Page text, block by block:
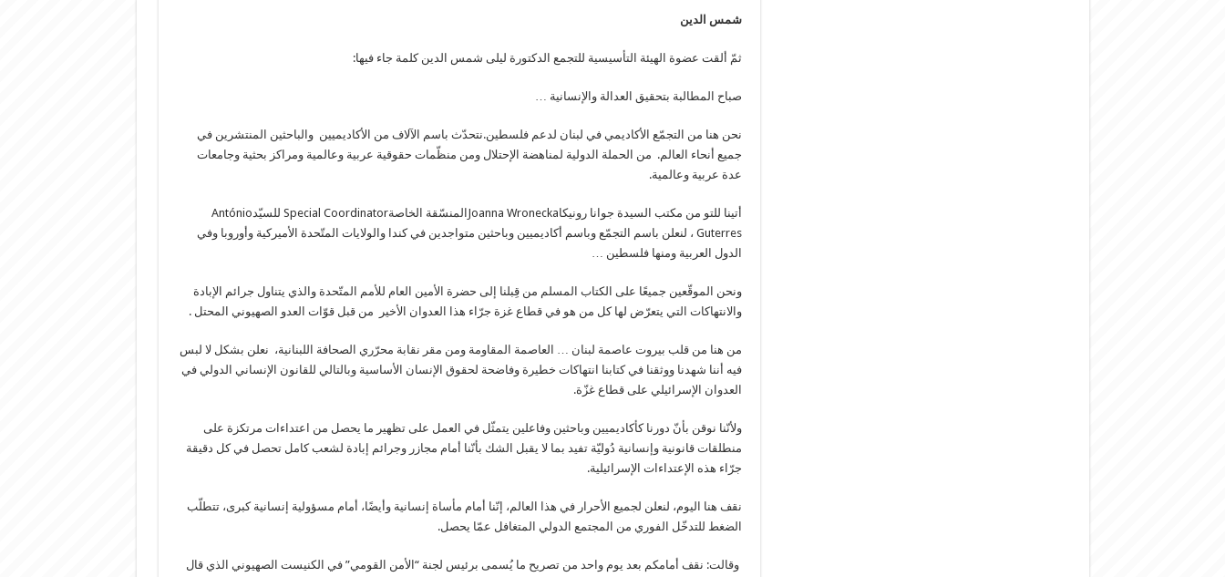
شمس الدين
ثمّ ألقت عضوة الهيئة التأسيسية للتجمع الدكتورة ليلى شمس الدين كلمة جاء فيها:
صباح المطالبة بتحقيق العدالة والإنسانية …
نحن هنا من التجمّع الأكاديمي في لبنان لدعم فلسطين.نتحدّث باسم الآلاف من الأكاديميين والباحثين المنتشرين في
جميع أنحاء العالم. من الحملة الدولية لمناهضة الإحتلال ومن منظّمات حقوقية عربية وعالمية ومراكز بحثية وجامعات
عدة عربية وعالمية.
أتينا للتو من مكتب السيدة جوانا رونيكاJoanna Wroneckaالمنسّقة الخاصةSpecial Coordinator للسيّدAntónio
Guterres ، لنعلن باسم التجمّع وباسم أكاديميين وباحثين متواجدين في كندا والولايات المتّحدة الأميركية وأوروبا وفي
الدول العربية ومنها فلسطين …
ونحن الموقّعين جميعًا على الكتاب المسلم من قِبلنا إلى حضرة الأمين العام للأمم المتّحدة والذي يتناول جرائم الإبادة
والانتهاكات التي يتعرّض لها كل من هو في قطاع غزة جرّاء هذا العدوان الأخير من قبل قوّات العدو الصهيوني المحتل .
من هنا من قلب بيروت عاصمة لبنان … العاصمة المقاومة ومن مقر نقابة محرّري الصحافة اللبنانية، نعلن بشكل لا لبس
فيه أننا شهدنا ووثقنا في كتابنا انتهاكات خطيرة وفاضحة لحقوق الإنسان الأساسية وبالتالي للقانون الإنساني الدولي في
العدوان الإسرائيلي على قطاع غزّة.
ولأنّنا نوقن بأنّ دورنا كأكاديميين وباحثين وفاعلين يتمثّل في العمل على تظهير ما يحصل من اعتداءات مرتكزة على
منطلقات قانونية وإنسانية دُوليّة تفيد بما لا يقبل الشك بأنّنا أمام مجازر وجرائم إبادة لشعب كامل تحصل في كل دقيقة
جرّاء هذه الإعتداءات الإسرائيلية.
نقف هنا اليوم، لنعلن لجميع الأحرار في هذا العالم، إنّنا أمام مأساة إنسانية وأيضًا، أمام مسؤولية إنسانية كبرى، تتطلّب
الضغط للتدخّل الفوري من المجتمع الدولي المتغافل عمّا يحصل.
وقالت: نقف أمامكم بعد يوم واحد من تصريح ما يُسمى برئيس لجنة “الأمن القومي” في الكنيست الصهيوني الذي قال